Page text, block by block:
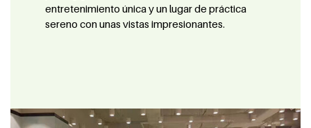
entretenimiento única y un lugar de práctica
sereno con unas vistas impresionantes.